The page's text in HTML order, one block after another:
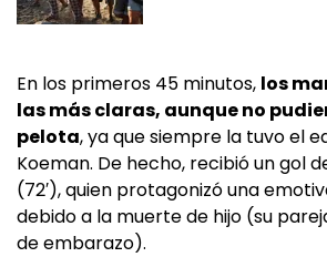
En los primeros 45 minutos, los
las más claras, aunque no
pelota, ya que siempre la tuvo el
Koeman. De hecho, recibió un gol
(72′), quien protagonizó una
debido a la muerte de hijo (su
de embarazo).